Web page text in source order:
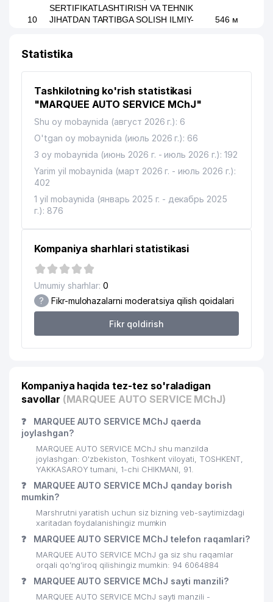
10
SERTIFIKATLASHTIRISH VA TEHNIK
JIHATDAN TARTIBGA SOLISH ILMIY-
546 м
12
NEFT VA GAZ KONLARI
GEOLOGIYASI HAMDA QIDIRUVI
MEHRIBONLIK KEKSALARGA SOSIAL
(YAKKASARAY BO'LIMI)
14
Statistika
Tashkilotning ko'rish statistikasi
"MARQUEE AUTO SERVICE MChJ"
Shu oy mobaynida (август 2026 г.): 6
O'tgan oy mobaynida (июль 2026 г.): 66
3 oy mobaynida (июнь 2026 г. - июль 2026 г.): 192
Yarim yil mobaynida (март 2026 г. - июль 2026 г.):
402
1 yil mobaynida (январь 2025 г. - декабрь 2025
г.): 876
Kompaniya sharhlari statistikasi
Umumiy sharhlar: 0
? Fikr-mulohazalarni moderatsiya qilish qoidalari
Fikr qoldirish
Kompaniya haqida tez-tez so'raladigan
savollar (MARQUEE AUTO SERVICE MChJ)
❓
MARQUEE AUTO SERVICE MChJ qaerda
joylashgan?
MARQUEE AUTO SERVICE MChJ shu manzilda
joylashgan: O'zbekiston, Toshkent viloyati, TOSHKENT,
YAKKASAROY tumani, 1-chi CHIKMANI, 91.
❓
MARQUEE AUTO SERVICE MChJ qanday borish
mumkin?
Marshrutni yaratish uchun siz bizning veb-saytimizdagi
xaritadan foydalanishingiz mumkin
❓ MARQUEE AUTO SERVICE MChJ telefon raqamlari?
MARQUEE AUTO SERVICE MChJ ga siz shu raqamlar
orqali qo’ng’iroq qilishingiz mumkin: 94 6064884
❓ MARQUEE AUTO SERVICE MChJ sayti manzili?
MARQUEE AUTO SERVICE MChJ sayti manzili -